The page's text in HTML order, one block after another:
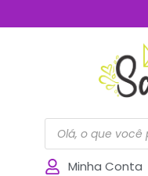
Minha Conta